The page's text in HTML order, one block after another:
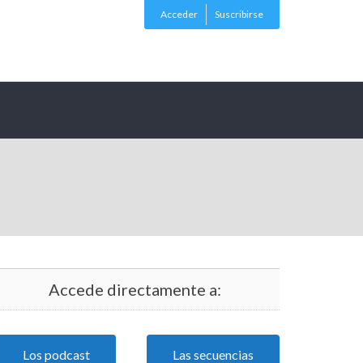
Acceder Suscribirse
Accede directamente a:
Los podcast Las secuencias